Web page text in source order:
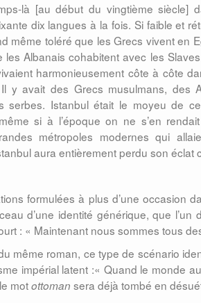
là [au début du vingtième siècle]
dix langues à la fois. Si faible et
même toléré que les Grecs vivent en
les Albanais cohabitent avec les
harmonieusement côte à côte
y avait des Grecs musulmans, des
serbes. Istanbul était le moyeu de
si à l’époque on ne s’en
métropoles modernes qui
aura entièrement perdu son éclat
formulées à plus d’une occasion
d’une identité générique, que
: « Maintenant nous sommes tous
même roman, ce type de scénario
impérial latent :« Quand le monde
motottoman sera déjà tombé en